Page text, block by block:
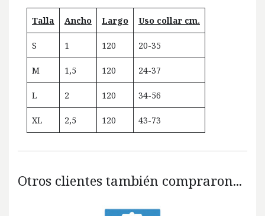
Talla Ancho Largo Uso collar cm.
S 1 120 20-35
M 1,5 120 24-37
L 2 120 34-56
XL 2,5 120 43-73
Otros clientes también compraron...